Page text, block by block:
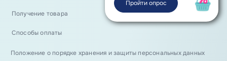
Пройти опрос
Положение о порядке хранения и защиты персональных данных
Получение товара
Способы оплаты